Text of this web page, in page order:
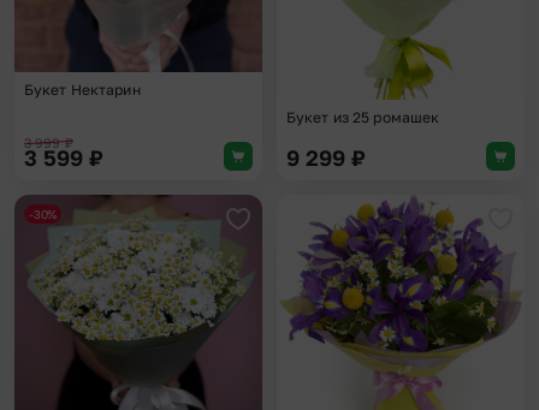
Букет Нектарин
3 999₽
3 599 ₽
Букет из 25 ромашек
9 299 ₽
Добавить в избранное
-30%